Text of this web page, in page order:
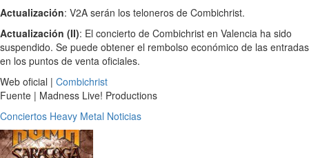
Actualización: V2A serán los teloneros de Combichrist.
Actualización (II): El concierto de Combichrist en Valencia ha sido
suspendido. Se puede obtener el rembolso económico de las entradas
en los puntos de venta oficiales.
Web oficial | Combichrist
Fuente | Madness Live! Productions
Conciertos Heavy Metal Noticias